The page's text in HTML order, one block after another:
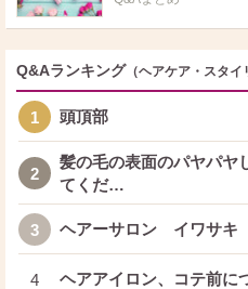
Q&Aランキング （ヘアケア・スタイ
1 頭頂部
2
髪の毛の表面のパヤパヤ
てくだ…
3 ヘアーサロン イワサキ
4 ヘアアイロン、コテ前に